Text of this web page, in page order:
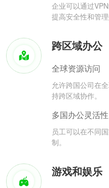
企业可以通过
提高安全性和管理
跨区域办公
全球资源访问
允许跨国公司在
持跨区域协作。
多国办公灵活性
员工可以在不同
制。
游戏和娱乐